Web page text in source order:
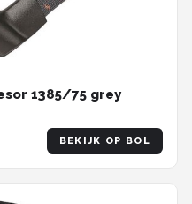
1385/75 grey
BEKIJK OP BOL